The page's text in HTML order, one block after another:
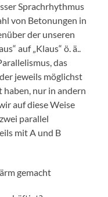
Sprachrhythmus
von Betonungen in
der unseren
auf „Klaus“ ö. ä..
das
jeweils möglichst
nur in andern
auf diese Weise
parallel
mit A und B
gemacht